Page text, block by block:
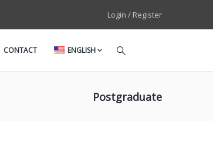
Login / Register
CONTACT ENGLISH
Postgraduate